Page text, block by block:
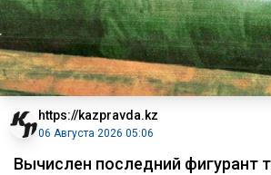
https://kazpravda.kz
06 Августа 2026 05:06
Вычислен последний фигурант